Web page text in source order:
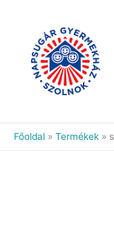
Főoldal Termékek